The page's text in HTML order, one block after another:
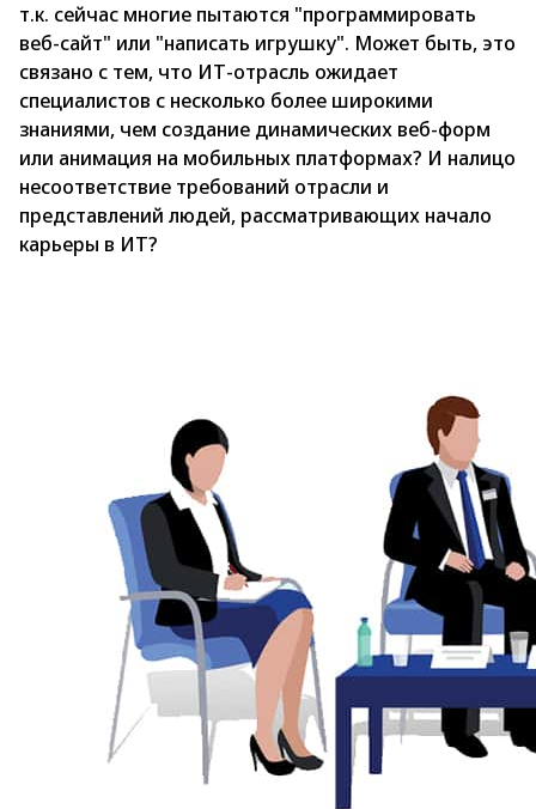
т.к. сейчас многие пытаются "программировать
веб-сайт" или "написать игрушку". Может быть, это
связано с тем, что ИТ-отрасль ожидает
специалистов с несколько более широкими
знаниями, чем создание динамических веб-форм
или анимация на мобильных платформах? И налицо
несоответствие требований отрасли и
представлений людей, рассматривающих начало
карьеры в ИТ?